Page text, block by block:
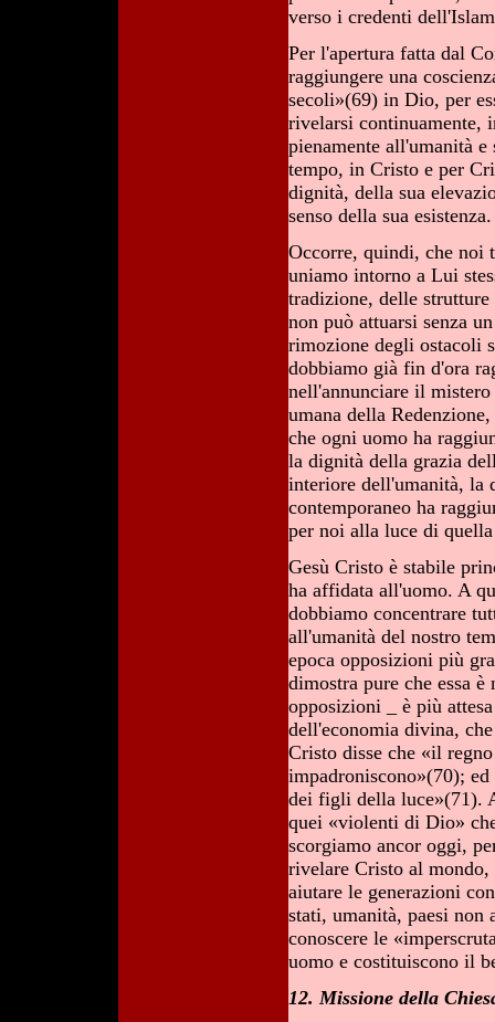
verso i credenti
Per l'apertura fatta dal
raggiungere una
secoli»(69) in Dio, per
rivelarsi continuamente,
pienamente all'umanità
tempo, in Cristo e per
dignità, della sua
senso della sua esistenza.
Occorre, quindi, che noi
uniamo intorno a Lui
tradizione, delle
non può attuarsi senza
rimozione degli ostacoli
dobbiamo già fin d'ora
nell'annunciare il
umana della
che ogni uomo ha
la dignità della grazia
interiore dell'umanità, la
contemporaneo ha
per noi alla luce di
Gesù Cristo è stabile
ha affidata all'uomo. A
dobbiamo concentrare
all'umanità del nostro
epoca opposizioni più
dimostra pure che essa
opposizioni _ è più
dell'economia divina,
Cristo disse che «il
impadroniscono»(70);
dei figli della luce»(71).
quei «violenti di Dio»
scorgiamo ancor oggi,
rivelare Cristo al
aiutare le generazioni
stati, umanità, paesi non
conoscere le
uomo e costituiscono il
12. Missione della